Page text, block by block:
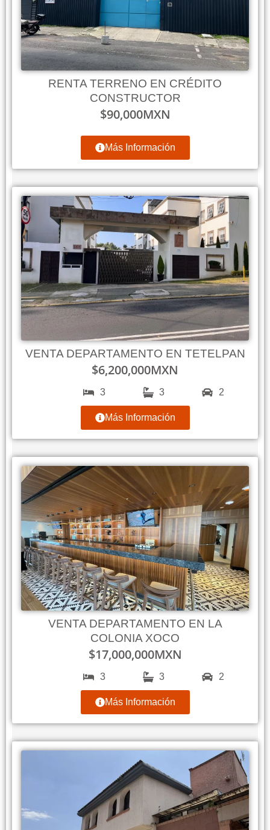
RENTA TERRENO EN CRÉDITO
CONSTRUCTOR
$90,000MXN
Más Información
VENTA DEPARTAMENTO EN TETELPAN
$6,200,000MXN
3 3 2
Más Información
VENTA DEPARTAMENTO EN LA
COLONIA XOCO
$17,000,000MXN
3 3 2
Más Información